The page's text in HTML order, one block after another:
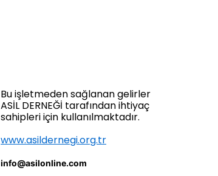
Bu işletmeden sağlanan gelirler
ASİL DERNEĞİ tarafından ihtiyaç
sahipleri için kullanılmaktadır.
www.asildernegi.org.tr
info@asilonline.com